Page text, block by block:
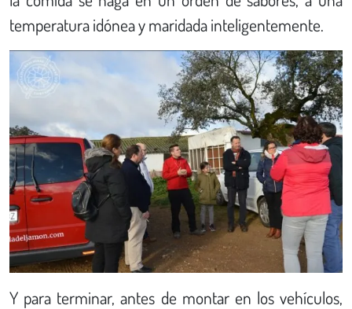
temperatura idónea y maridada inteligentemente.
Y para terminar, antes de montar en los vehículos,